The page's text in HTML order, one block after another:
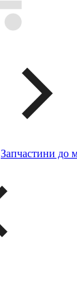
Запчастини до